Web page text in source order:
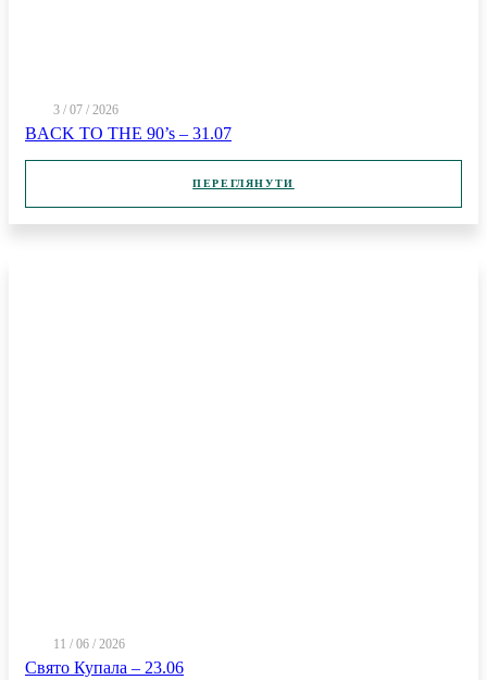
3 / 07 / 2026
BACK TO THE 90’s – 31.07
ПЕРЕГЛЯНУТИ
11 / 06 / 2026
Свято Купала – 23.06